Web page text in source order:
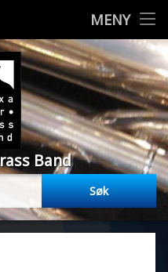
MENY
Band
etter: